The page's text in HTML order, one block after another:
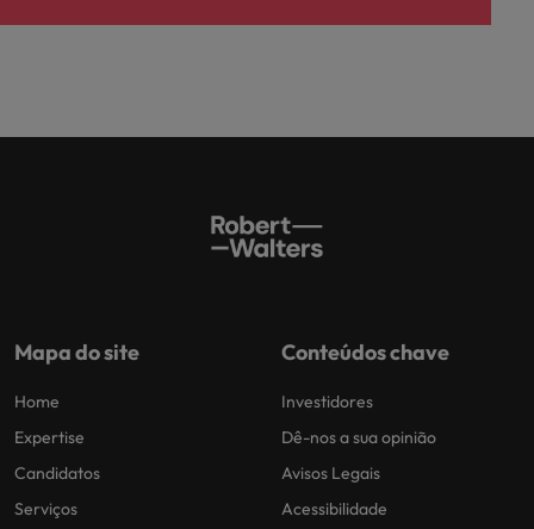
Mapa do site
Home
Expertise
Candidatos
Serviços
Conteúdos chave
Investidores
Dê-nos a sua opinião
Avisos Legais
Acessibilidade